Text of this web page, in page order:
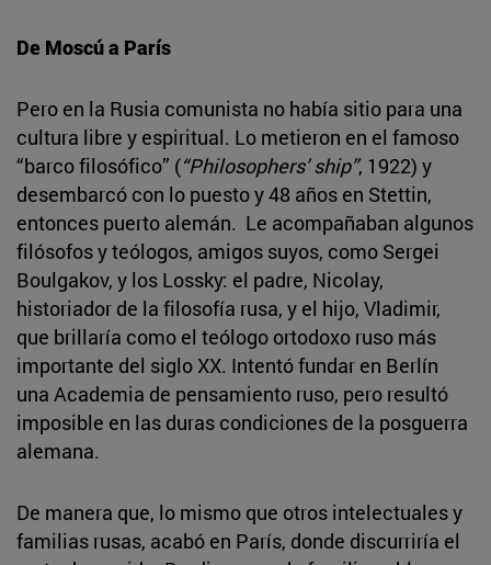
De Moscú a París
Pero en la Rusia comunista no había sitio para una
cultura libre y espiritual. Lo metieron en el famoso
“barco filosófico” (“Philosophers’ ship”, 1922) y
desembarcó con lo puesto y 48 años en Stettin,
entonces puerto alemán. Le acompañaban algunos
filósofos y teólogos, amigos suyos, como Sergei
Boulgakov, y los Lossky: el padre, Nicolay,
historiador de la filosofía rusa, y el hijo, Vladimir,
que brillaría como el teólogo ortodoxo ruso más
importante del siglo XX. Intentó fundar en Berlín
una Academia de pensamiento ruso, pero resultó
imposible en las duras condiciones de la posguerra
alemana.
De manera que, lo mismo que otros intelectuales y
familias rusas, acabó en París, donde discurriría el